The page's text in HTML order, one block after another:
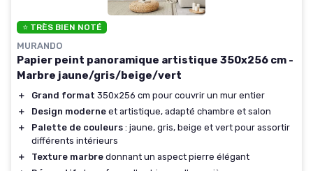
⭐ TRÈS BIEN NOTÉ
MURANDO
Papier peint panoramique artistique 350x256 cm -
Marbre jaune/gris/beige/vert
＋ Grand format 350x256 cm pour couvrir un mur entier
＋
Design moderne et artistique, adapté chambre et salon
＋
Palette de couleurs : jaune, gris, beige et vert pour assortir
différents intérieurs
＋
Texture marbre donnant un aspect pierre élégant